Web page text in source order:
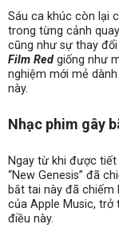
Sáu ca khúc còn lại
trong từng cảnh
cũng như sự thay
Film Red giống như
nghiệm mới mẻ
này.
Nhạc phim gây
Ngay từ khi được
“New Genesis” đã
bắt tai này đã chiếm
của Apple Music,
điều này.